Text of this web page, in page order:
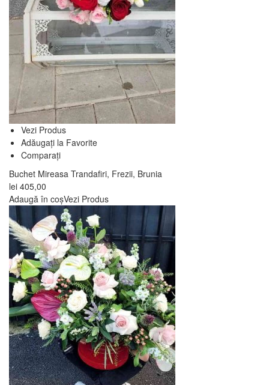
Vezi Produs
Adăugați la Favorite
Comparați
Buchet Mireasa Trandafiri, Frezii, Brunia
lei 405,00
Adaugă în coșVezi Produs